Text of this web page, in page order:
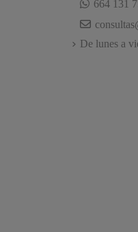
664 131
De lunes a